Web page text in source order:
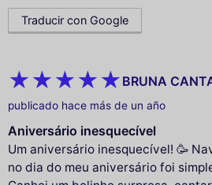
Traducir con Google
BRUNA
publicado hace más de un año
Aniversário inesquecível
Um aniversário inesquecível! 🥳
no dia do meu aniversário foi